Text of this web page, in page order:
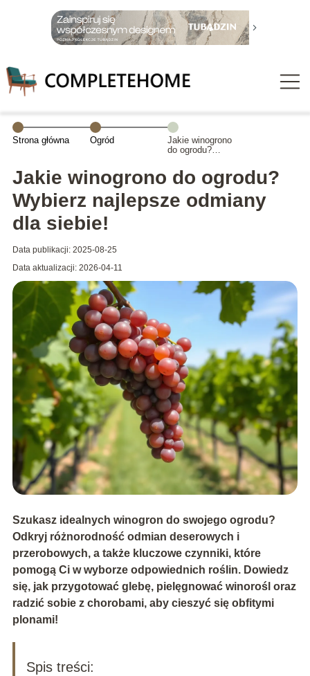
Strona główna Ogród
Jakie winogrono
do ogrodu?
najlepsze
odmiany dla
Jakie winogrono do ogrodu?
Wybierz najlepsze odmiany
dla siebie!
Data publikacji: 2025-08-25
Data aktualizacji: 2026-04-11
Szukasz idealnych winogron do swojego ogrodu?
Odkryj różnorodność odmian deserowych i
przerobowych, a także kluczowe czynniki, które
pomogą Ci w wyborze odpowiednich roślin. Dowiedz
się, jak przygotować glebę, pielęgnować winorośl oraz
radzić sobie z chorobami, aby cieszyć się obfitymi
plonami!
Spis treści: